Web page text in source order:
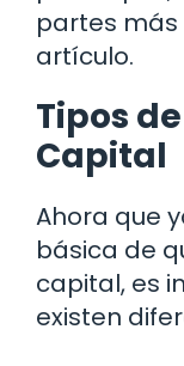
partes más
artículo.
Tipos
Capital
Ahora que
básica de
capital, es
existen